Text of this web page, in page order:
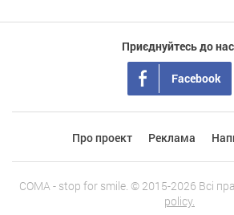
Приєднуйтесь до
Facebook
Про проект Реклама
COMA - stop for smile. © 2015-2026 Всі
policy.